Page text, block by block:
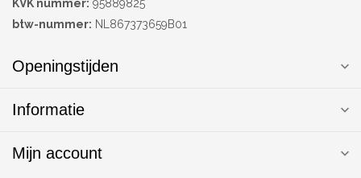
KVK nummer: 95889825
btw-nummer: NL867373659B01
Openingstijden
Informatie
Mijn account